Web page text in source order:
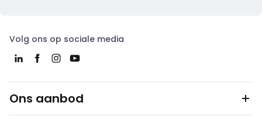
Volg ons op sociale media
Ons aanbod